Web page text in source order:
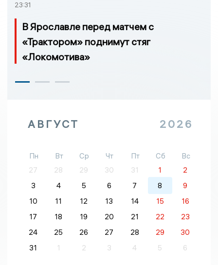
23:31
В Ярославле перед матчем с
«Трактором» поднимут стяг
«Локомотива»
АВГУСТ 2026
Пн Вт Ср Чт Пт Сб
Вс
27
28 29 30 31 1
2
3
4 5 6 7 8
9
10
11 12 13 14 15
16
17
18 19 20 21 22
23
24
25 26 27 28 29
30
31
1 2 3 4 5 6